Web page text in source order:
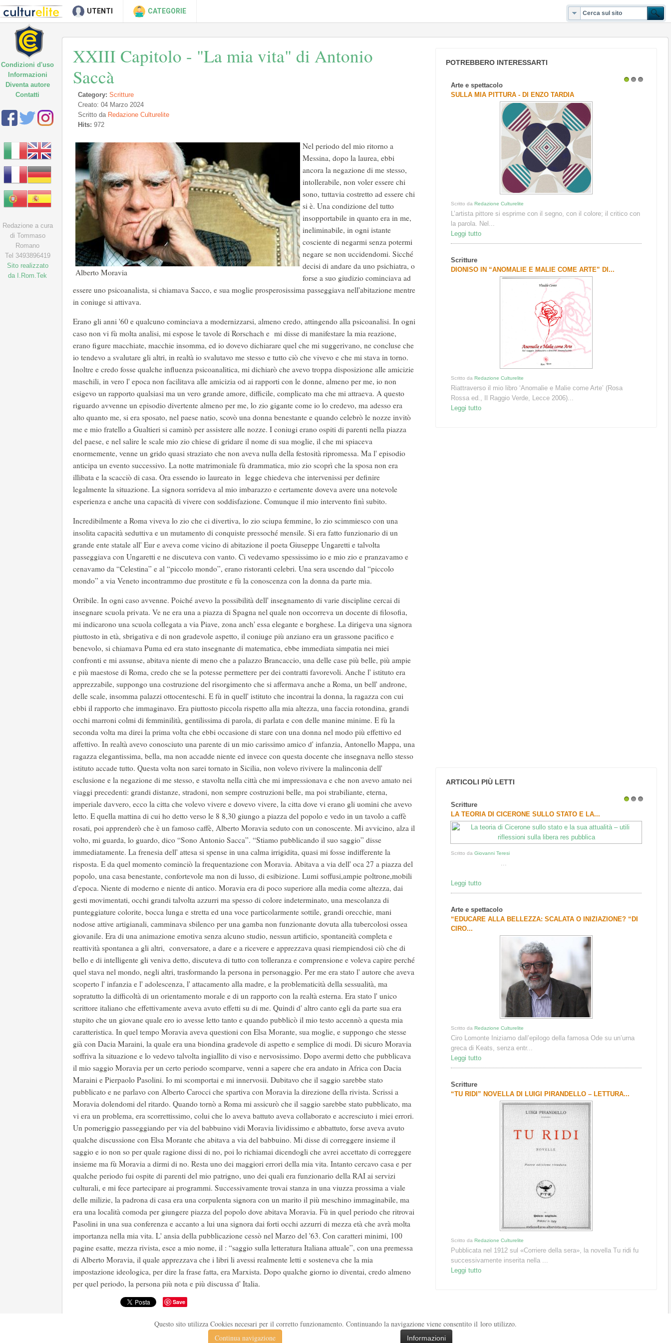
UTENTI CATEGORIE
XXIII Capitolo - "La mia vita" di Antonio
Saccà
Category: Scritture
Creato: 04 Marzo 2024
Scritto da Redazione Culturelite
Hits: 972
Alberto Moravia
Nel periodo del mio ritorno a
Messina, dopo la laurea, ebbi
ancora la negazione di me stesso,
intollerabile, non voler essere chi
sono, tuttavia costretto ad essere chi
si è. Una condizione del tutto
insopportabile in quanto era in me,
ineliminabile, in ogni istante
cosciente di negarmi senza potermi
negare se non uccidendomi. Sicché
decisi di andare da uno psichiatra, o
forse a suo giudizio cominciava ad
essere uno psicoanalista, si chiamava Sacco, e sua moglie prosperosissima passeggiava nell'abitazione mentre
in coniuge si attivava.
Erano gli anni '60 e qualcuno cominciava a modernizzarsi, almeno credo, attingendo alla psicoanalisi. In ogni
caso non vi fù molta analisi, mi espose le tavole di Rorschach e mi disse di manifestare la mia reazione,
erano figure macchiate, macchie insomma, ed io dovevo dichiarare quel che mi suggerivano, ne concluse che
io tendevo a svalutare gli altri, in realtà io svalutavo me stesso e tutto ciò che vivevo e che mi stava in torno.
Inoltre e credo fosse qualche influenza psicoanalitica, mi dichiarò che avevo troppa disposizione alle amicizie
maschili, in vero l' epoca non facilitava alle amicizia od ai rapporti con le donne, almeno per me, io non
esigevo un rapporto qualsiasi ma un vero grande amore, difficile, complicato ma che mi attraeva. A questo
riguardo avvenne un episodio divertente almeno per me, lo zio gigante come io lo credevo, ma adesso era
alto quanto me, si era sposato, nel paese natio, scovò una donna benestante e quando celebrò le nozze invitò
me e mio fratello a Gualtieri si caminò per assistere alle nozze. I coniugi erano ospiti di parenti nella piazza
del paese, e nel salire le scale mio zio chiese di gridare il nome di sua moglie, il che mi spiaceva
enormemente, venne un grido quasi straziato che non aveva nulla della festosità ripromessa. Ma l' episodio
anticipa un evento successivo. La notte matrimoniale fù drammatica, mio zio scoprì che la sposa non era
illibata e la scacciò di casa. Ora essendo io laureato in legge chiedeva che intervenissi per definire
legalmente la situazione. La signora sorrideva al mio imbarazzo e certamente doveva avere una notevole
esperienza e anche una capacità di vivere con soddisfazione. Comunque il mio intervento finì subito.
Incredibilmente a Roma viveva lo zio che ci divertiva, lo zio sciupa femmine, lo zio scimmiesco con una
insolita capacità seduttiva e un mutamento di conquiste pressoché mensile. Si era fatto funzionario di un
grande ente statale all' Eur e aveva come vicino di abitazione il poeta Giuseppe Ungaretti e talvolta
passeggiava con Ungaretti e ne discuteva con vanto. Ci vedevamo spessissimo io e mio zio e pranzavamo e
cenavamo da “Celestina” e al “piccolo mondo”, erano ristoranti celebri. Una sera uscendo dal “piccolo
mondo” a via Veneto incontrammo due prostitute e fù la conoscenza con la donna da parte mia.
Orribile. In ogni caso avvenne. Poiché avevo la possibilità dell' insegnamento di varie discipline cercai di
insegnare scuola privata. Ve ne era una a piazza di Spagna nel quale non occorreva un docente di filosofia,
mi indicarono una scuola collegata a via Piave, zona anch' essa elegante e borghese. La dirigeva una signora
piuttosto in età, sbrigativa e di non gradevole aspetto, il coniuge più anziano era un grassone pacifico e
benevolo, si chiamava Puma ed era stato insegnante di matematica, ebbe immediata simpatia nei miei
confronti e mi assunse, abitava niente di meno che a palazzo Brancaccio, una delle case più belle, più ampie
e più maestose di Roma, credo che se la potesse permettere per dei contratti favorevoli. Anche l' istituto era
apprezzabile, suppongo una costruzione del risorgimento che si affermava anche a Roma, un bell' androne,
delle scale, insomma palazzi ottocenteschi. E fù in quell' istituto che incontrai la donna, la ragazza con cui
ebbi il rapporto che immaginavo. Era piuttosto piccola rispetto alla mia altezza, una faccia rotondina, grandi
occhi marroni colmi di femminilità, gentilissima di parola, di parlata e con delle manine minime. E fù la
seconda volta ma direi la prima volta che ebbi occasione di stare con una donna nel modo più effettivo ed
affettivo. In realtà avevo conosciuto una parente di un mio carissimo amico d' infanzia, Antonello Mappa, una
ragazza elegantissima, bella, ma non accadde niente ed invece con questa docente che insegnava nello stesso
istituto accade tutto. Questa volta non sarei tornato in Sicilia, non volevo rivivere la malinconia dell'
esclusione e la negazione di me stesso, e stavolta nella città che mi impressionava e che non avevo amato nei
viaggi precedenti: grandi distanze, stradoni, non sempre costruzioni belle, ma poi strabiliante, eterna,
imperiale davvero, ecco la citta che volevo vivere e dovevo vivere, la citta dove vi erano gli uomini che avevo
letto. E quella mattina di cui ho detto verso le 8 8,30 giungo a piazza del popolo e vedo in un tavolo a caffè
rosati, poi apprenderò che è un famoso caffè, Alberto Moravia seduto con un conoscente. Mi avvicino, alza il
volto, mi guarda, lo guardo, dico “Sono Antonio Sacca”. “Stiamo pubblicando il suo saggio” disse
immediatamente. La frenesia dell' attesa si spense in una calma irrigidita, quasi mi fosse indifferente la
risposta. E da quel momento cominciò la frequentazione con Moravia. Abitava a via dell' oca 27 a piazza del
popolo, una casa benestante, confortevole ma non di lusso, di esibizione. Lumi soffusi,ampie poltrone,mobili
d'epoca. Niente di moderno e niente di antico. Moravia era di poco superiore alla media come altezza, dai
gesti movimentati, occhi grandi talvolta azzurri ma spesso di colore indeterminato, una mescolanza di
punteggiature colorite, bocca lunga e stretta ed una voce particolarmente sottile, grandi orecchie, mani
nodose attive artigianali, camminava sbilenco per una gamba non funzionante dovuta alla tubercolosi ossea
giovanile. Era di una animazione emotiva senza alcuno studio, nessun artificio, spontaneità completa e
reattività spontanea a gli altri, conversatore, a dare e a ricevere e apprezzava quasi riempiendosi ciò che di
bello e di intelligente gli veniva detto, discuteva di tutto con tolleranza e comprensione e voleva capire perché
quel stava nel mondo, negli altri, trasformando la persona in personaggio. Per me era stato l' autore che aveva
scoperto l' infanzia e l' adolescenza, l' attacamento alla madre, e la problematicità della sessualità, ma
sopratutto la difficoltà di un orientamento morale e di un rapporto con la realtà esterna. Era stato l' unico
scrittore italiano che effettivamente aveva avuto effetti su di me. Quindi d' altro canto egli da parte sua era
stupito che un giovane quale ero io avesse letto tanto e quando pubblicò il mio testo accennò a questa mia
caratteristica. In quel tempo Moravia aveva questioni con Elsa Morante, sua moglie, e suppongo che stesse
già con Dacia Maraini, la quale era una biondina gradevole di aspetto e semplice di modi. Di sicuro Moravia
soffriva la situazione e lo vedevo talvolta ingiallito di viso e nervosissimo. Dopo avermi detto che pubblicava
il mio saggio Moravia per un certo periodo scomparve, venni a sapere che era andato in Africa con Dacia
Maraini e Pierpaolo Pasolini. Io mi scomportai e mi innervosii. Dubitavo che il saggio sarebbe stato
pubblicato e ne parlavo con Alberto Carocci che spartiva con Moravia la direzione della rivista. Scrissi a
Moravia dolendomi del ritardo. Quando tornò a Roma mi assicurò che il saggio sarebbe stato pubblicato, ma
vi era un problema, era scorrettissimo, colui che lo aveva battuto aveva collaborato e accresciuto i miei errori.
Un pomeriggio passeggiando per via del babbuino vidi Moravia lividissimo e abbattuto, forse aveva avuto
qualche discussione con Elsa Morante che abitava a via del babbuino. Mi disse di correggere insieme il
saggio e io non so per quale ragione dissi di no, poi lo richiamai dicendogli che avrei accettato di correggere
insieme ma fù Moravia a dirmi di no. Resta uno dei maggiori errori della mia vita. Intanto cercavo casa e per
qualche periodo fui ospite di parenti del mio patrigno, uno dei quali era funzionario della RAI ai servizi
culturali, e mi fece partecipare ai programmi. Successivamente trovai stanza in una viuzza prossima a viale
delle milizie, la padrona di casa era una corpulenta signora con un marito il più meschino immaginabile, ma
era una località comoda per giungere piazza del popolo dove abitava Moravia. Fù in quel periodo che ritrovai
Pasolini in una sua conferenza e accanto a lui una signora dai forti occhi azzurri di mezza età che avrà molta
importanza nella mia vita. L' ansia della pubblicazione cessò nel Marzo del '63. Con caratteri minimi, 100
pagine esatte, mezza rivista, esce a mio nome, il : “saggio sulla letteratura Italiana attuale”, con una premessa
di Alberto Moravia, il quale apprezzava che i libri li avessi realmente letti e sosteneva che la mia
impostazione ideologica, per dire la frase fatta, era Marxista. Dopo qualche giorno io diventai, credo almeno
per quel periodo, la persona più nota e più discussa d' Italia.
Save
POTREBBERO INTERESSARTI
Arte e spettacolo
SULLA MIA PITTURA - DI ENZO TARDIA
Scritto daRedazione Culturelite
L’artista pittore si esprime con il segno, con il colore; il critico con
la parola. Nel...
Leggi tutto
Scritture
DIONISO IN “ANOMALIE E MALIE COME ARTE” DI...
Scritto daRedazione Culturelite
Riattraverso il mio libro ‘Anomalie e Malie come Arte’ (Rosa
Rossa ed., Il Raggio Verde, Lecce 2006)...
Leggi tutto
ARTICOLI PIÙ LETTI
Scritture
LA TEORIA DI CICERONE SULLO STATO E LA...
Scritto daGiovanni Teresi
...
Leggi tutto
Arte e spettacolo
“EDUCARE ALLA BELLEZZA: SCALATA O INIZIAZIONE? “DI
CIRO...
Scritto daRedazione Culturelite
Ciro Lomonte Iniziamo dall’epilogo della famosa Ode su un’urna
greca di Keats, senza entr...
Leggi tutto
Scritture
“TU RIDI” NOVELLA DI LUIGI PIRANDELLO – LETTURA...
Scritto daRedazione Culturelite
Pubblicata nel 1912 sul «Corriere della sera», la novella Tu ridi fu
successivamente inserita nella ...
Leggi tutto
Condizioni d'uso
Informazioni
Diventa autore
Contatti
Redazione a cura
di Tommaso
Romano
Tel 3493896419
Sito realizzato
da I.Rom.Tek
Questo sito utilizza Cookies necesari per il corretto funzionamento. Continuando la navigazione viene consentito il loro utilizzo.
Continua navigazione
Informazioni